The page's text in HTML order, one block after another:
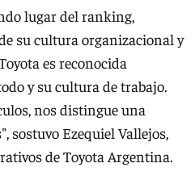
lugar del ranking,
su cultura organizacional y
es reconocida
y su cultura de trabajo.
nos distingue una
sostuvo Ezequiel Vallejos,
de Toyota Argentina.